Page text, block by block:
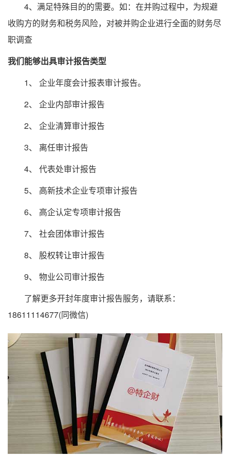
4、满足特殊目的的需要。如：在并购过程中，为规避
收购方的财务和税务风险，对被并购企业进行全面的财务尽
职调查
我们能够出具审计报告类型
1、 企业年度会计报表审计报告。
2、 企业内部审计报告
2、 企业清算审计报告
3、 离任审计报告
4、 代表处审计报告
5、 高新技术企业专项审计报告
6、 高企认定专项审计报告
7、 社会团体审计报告
8、 股权转让审计报告
9、 物业公司审计报告
了解更多开封年度审计报告服务，请联系：
18611114677(同微信)